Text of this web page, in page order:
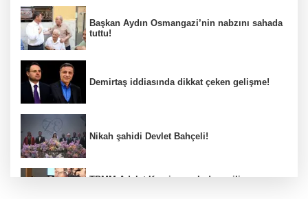
Başkan Aydın Osmangazi’nin nabzını sahada
tuttu!
Demirtaş iddiasında dikkat çeken gelişme!
Nikah şahidi Devlet Bahçeli!
TBMM Adalet Komisyonu’nda gerilim